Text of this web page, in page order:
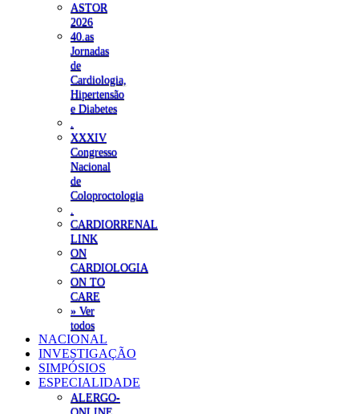
ASTOR
2026
40.as
Jornadas
de
Cardiologia,
Hipertensão
e Diabetes
XXXIV
Congresso
Nacional
de
Coloproctologia
CARDIORRENAL
LINK
ON
CARDIOLOGIA
ON TO
CARE
» Ver
todos
NACIONAL
INVESTIGAÇÃO
SIMPÓSIOS
ESPECIALIDADE
ALERGO-